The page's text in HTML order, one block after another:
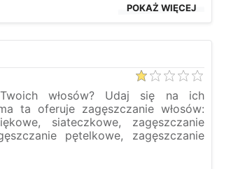
POKAŻ WIĘCEJ
włosów? Udaj się na ich
ta oferuje zagęszczanie włosów:
siateczkowe, zagęszczanie
pętelkowe, zagęszczanie